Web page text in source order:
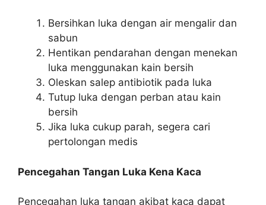
Bersihkan luka dengan air mengalir dan
sabun
Hentikan pendarahan dengan menekan
luka menggunakan kain bersih
Oleskan salep antibiotik pada luka
Tutup luka dengan perban atau kain
bersih
Jika luka cukup parah, segera cari
pertolongan medis
Pencegahan Tangan Luka Kena Kaca
Pencegahan luka tangan akibat kaca dapat